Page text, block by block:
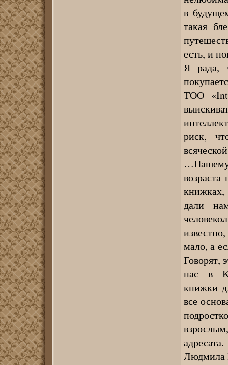
в
такая
есть, и
Я рада,
ТОО
риск,
книжках,
дали
мало, а
Говорят,
нас в
книжки
все
адресата.
Людмила